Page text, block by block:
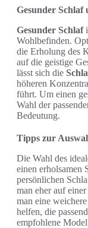
Gesunder Schlaf
Gesunder Schlaf
Wohlbefinden.
die Erholung des
auf die geistige
lässt sich die
höheren
führt. Um einen
Wahl der
Bedeutung.
Tipps zur
Die Wahl des
einen erholsamen
persönlichen
man eher auf
man eine
helfen, die
empfohlene